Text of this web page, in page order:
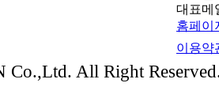
대표메
홈페이
이용약
All Right